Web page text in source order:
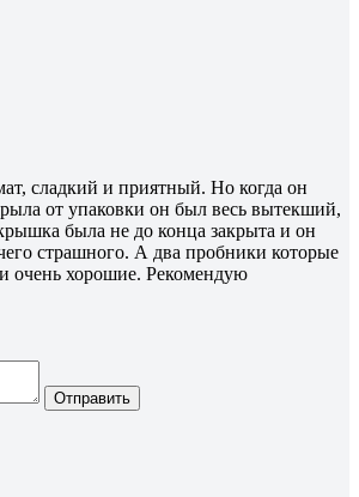
сладкий и приятный. Но когда он
от упаковки он был весь вытекший,
была не до конца закрыта и он
страшного. А два пробники которые
очень хорошие. Рекомендую
Отправить